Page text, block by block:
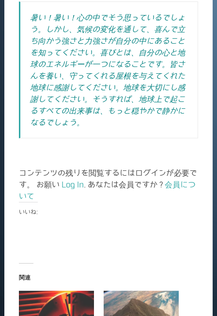
暑い！暑い！ 心の中でそう思っているでしょ
う。しかし、
気候の変化を通して、喜んで立
ち向かう強さと力強さが自分の中にあること
を知ってください。喜びとは、自分の心と地
球のエネルギーが一つになることです。皆さ
んを養い、守ってくれる屋根を与えてくれた
地球に感謝してください。地球を大切にし感
謝してください。そうすれば、地球上で起こ
るすべての出来事は、もっと穏やかで静かに
なるでしょう。
コンテンツの残りを閲覧するにはログインが必要で
す。 お願い Log In . あなたは会員ですか ? 会員につ
いて
いいね:
関連